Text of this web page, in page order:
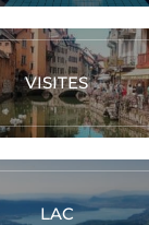
VISITES
LAC